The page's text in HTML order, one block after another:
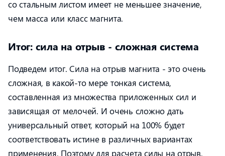
со стальным листом имеет не меньшее значение,
чем масса или класс магнита.
Итог: сила на отрыв - сложная система
Подведем итог. Сила на отрыв магнита - это очень
сложная, в какой-то мере тонкая система,
составленная из множества приложенных сил и
зависящая от мелочей. И очень сложно дать
универсальный ответ, который на 100% будет
соответствовать истине в различных вариантах
применения. Поэтому для расчета силы на отрыв,